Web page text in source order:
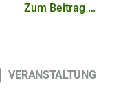
Zum Beitrag …
VERANSTALTUNG